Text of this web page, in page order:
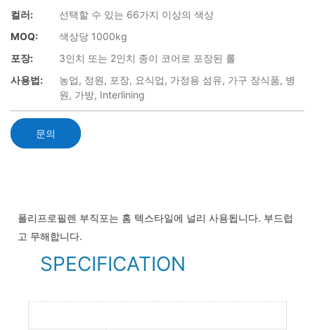
컬러:
선택할 수 있는 66가지 이상의 색상
MOQ:
색상당 1000kg
포장:
3인치 또는 2인치 종이 코어로 포장된 롤
사용법:
농업, 정원, 포장, 요식업, 가정용 섬유, 가구 장식품, 병
원, 가방, Interlining
문의
폴리프로필렌 부직포는 홈 텍스타일에 널리 사용됩니다. 부드럽
고 무해합니다.
SPECIFICATION